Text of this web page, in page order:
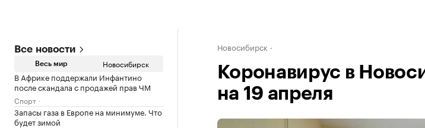
Все новости
Весь мир Новосибирск
В Африке поддержали Инфантино
после скандала с продажей прав ЧМ
Спорт
Запасы газа в Европе на минимуме. Что
будет зимой
Новосибирск
Коронавирус в
на 19 апреля